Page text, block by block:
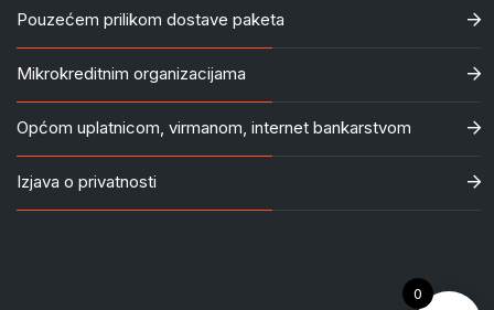
Pouzećem prilikom dostave paketa
Mikrokreditnim organizacijama
Općom uplatnicom, virmanom, internet bankarstvom
Izjava o privatnosti
0